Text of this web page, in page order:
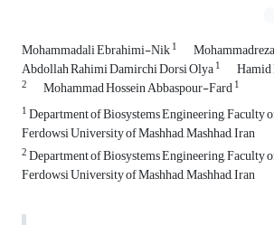
Mohammadali Ebrahimi-Nik1
Abdollah Rahimi Damirchi Dorsi Olya1
2 Mohammad Hossein Abbaspour-Fard1
1Department of Biosystems Engineering, Faculty
Ferdowsi University of Mashhad, Mashhad, Iran
2Department of Biosystems Engineering, Faculty
Ferdowsi University of Mashhad, Mashhad, Iran